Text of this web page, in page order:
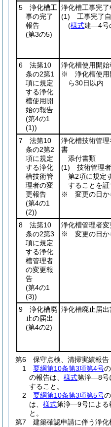
5 浄化槽工
事の完了
報告
(第3の5)
浄化槽工事完
(1) 工事完了
(様式建―4号
6 法第10
条の2第1
項に規定
する浄化
槽使用開
始の報告
(第4の1
(1))
浄化槽使用開
※ 浄化槽使用
ら30日以内
7 法第10
条の2第2
項に規定
する浄化
槽技術管
理者の変
更報告
(第4の1
(2))
浄化槽技術管
書
添付書類
(1) 技術管理
第2項に規定
することを
※ 変更の日か
8 法第10
条の2第3
項に規定
する浄化
槽管理者
の変更報
告
(第4の1
(3))
浄化槽管理者
※ 変更の日か
9 浄化槽廃
止の届出
(第4の2)
浄化槽廃止届出
第6 保守点検、清掃実績報告
1 要綱第10条第3項第4号
の報告は、 様式第浄―8号
すること。
2 要綱第10条第3項第5号
は、 様式第浄―9号による
と。
第7 建築確認申請に伴う浄化